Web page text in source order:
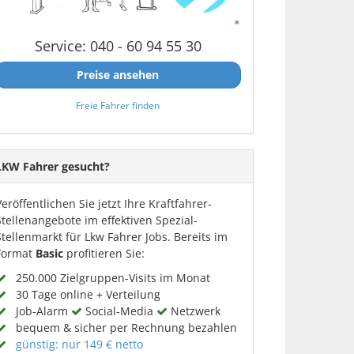
Service: 040 - 60 94 55 30
Preise ansehen
Freie Fahrer finden
Fahrer gesucht?
Sie jetzt Ihre Kraftfahrer-
im effektiven Spezial-
für Lkw Fahrer Jobs. Bereits im
Basicprofitieren Sie:
250.000 Zielgruppen-Visits im Monat
30 Tage online + Verteilung
Job-Alarm
Social-Media
Netzwerk
bequem & sicher per Rechnung bezahlen
günstig: nur 149 € netto